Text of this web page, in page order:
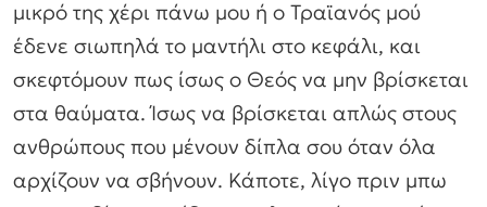
μικρό της χέρι πάνω μου ή ο Τραϊανός μού
έδενε σιωπηλά το μαντήλι στο κεφάλι, και
σκεφτόμουν πως ίσως ο Θεός να μην βρίσκεται
στα θαύματα. Ίσως να βρίσκεται απλώς στους
ανθρώπους που μένουν δίπλα σου όταν όλα
αρχίζουν να σβήνουν. Κάποτε, λίγο πριν μπω